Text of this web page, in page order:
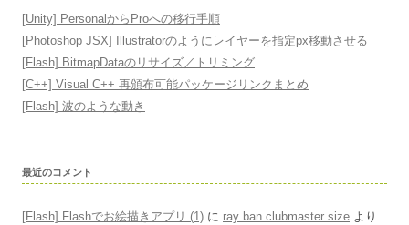
[Unity] PersonalからProへの移行手順
[Photoshop JSX] Illustratorのようにレイヤーを指定px移動させる
[Flash] BitmapDataのリサイズ／トリミング
[C++] Visual C++ 再頒布可能パッケージリンクまとめ
[Flash] 波のような動き
最近のコメント
[Flash] Flashでお絵描きアプリ (1) に ray ban clubmaster size より